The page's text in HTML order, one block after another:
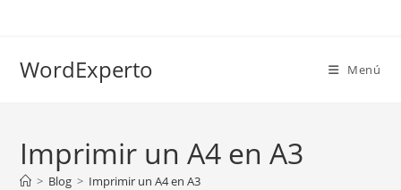
WordExperto Menú
Imprimir un A4 en A3
> Blog > Imprimir un A4 en A3